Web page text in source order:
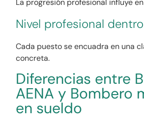
La progresión profesional influye
Nivel profesional
Cada puesto se encuadra en una
concreta.
Diferencias entre
AENA y Bombero
en sueldo